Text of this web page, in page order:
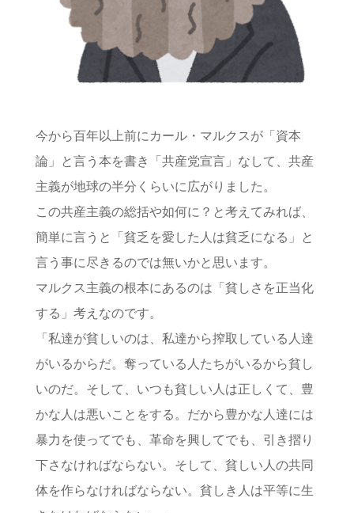
今から百年以上前にカール・マルクスが「資本
論」と言う本を書き「共産党宣言」なして、共産
主義が地球の半分くらいに広がりました。
この共産主義の総括や如何に？と考えてみれば、
簡単に言うと「貧乏を愛した人は貧乏になる」と
言う事に尽きるのでは無いかと思います。
マルクス主義の根本にあるのは「貧しさを正当化
する」考えなのです。
「私達が貧しいのは、私達から搾取している人達
がいるからだ。奪っている人たちがいるから貧し
いのだ。そして、いつも貧しい人は正しくて、豊
かな人は悪いことをする。だから豊かな人達には
暴力を使ってでも、革命を興してでも、引き摺り
下さなければならない。そして、貧しい人の共同
体を作らなければならない。貧しき人は平等に生